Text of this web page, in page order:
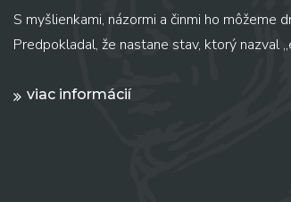
S myšlienkami, názormi a činmi ho môžeme
Predpokladal, že nastane stav, ktorý nazval
viac informácií